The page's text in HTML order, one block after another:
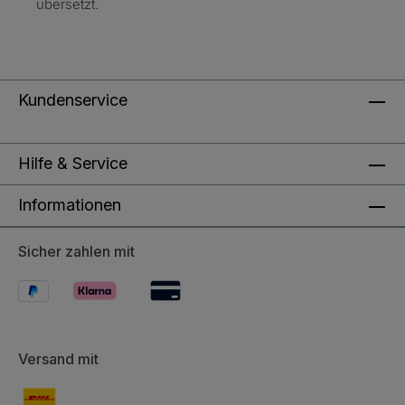
übersetzt.
Kundenservice
Hilfe & Service
Informationen
Sicher zahlen mit
Versand mit